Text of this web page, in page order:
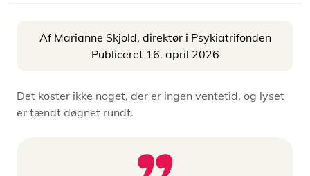
Af Marianne Skjold, direktør i Psykiatrifonden
Publiceret 16. april 2026
Det koster ikke noget, der er ingen ventetid, og lyset
er tændt døgnet rundt.